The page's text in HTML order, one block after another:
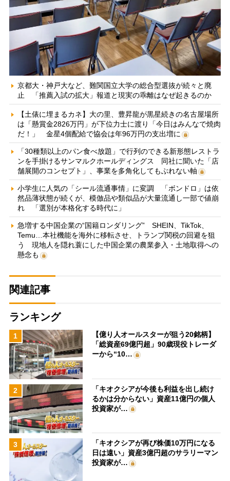
京都大・神戸大など、難関国立大学の総合型選抜が続々と廃
止 「推薦入試の拡大」報道と現実の乖離はなぜ起きるのか
【土俵に埋まるカネ】大の里、豊昇龍が黒星続きの名古屋場所
は「懸賞金2826万円」が下位力士に渡り「今日はみんなで焼肉
だ！」 金星4個配給で協会は年96万円の支出増に
「30種類以上のパン食べ放題」で行列のできる新形態レストラ
ンを手掛けるサンマルクホールディングス 同社に聞いた「店
舗展開のコンセプト」、事業を多角化してもぶれない軸
小学生に人気の「シール流通事情」に変調 「ボンドロ」は依
然品薄状態が続くが、模倣品や類似品が大量流通し一部で値崩
れ 「選別が本格化する時代に」
急増する中国企業の“国籍ロンダリング” SHEIN、TikTok、
Temu…本社機能を海外に移転させ、トランプ関税の回避を狙
う 現地人を隠れ蓑にした中国企業の農業参入・土地取得への
懸念も
関連記事
ランキング
1
【億り人オールスターが狙う20銘柄】
「総資産69億円超」90歳現役トレーダ
ーから“10…
2
「キオクシアが今後も利益を出し続け
るかは分からない」資産11億円の個人
投資家が…
3
「キオクシアが再び株価10万円になる
日は遠い」資産3億円超のサラリーマン
投資家が…